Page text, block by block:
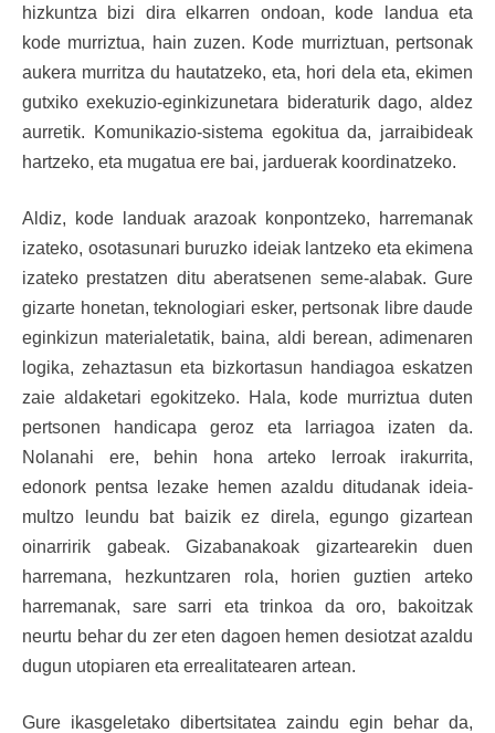
hizkuntza bizi dira elkarren ondoan, kode landua eta
kode murriztua, hain zuzen. Kode murriztuan, pertsonak
aukera murritza du hautatzeko, eta, hori dela eta, ekimen
gutxiko exekuzio-eginkizunetara bideraturik dago, aldez
aurretik. Komunikazio-sistema egokitua da, jarraibideak
hartzeko, eta mugatua ere bai, jarduerak koordinatzeko.
Aldiz, kode landuak arazoak konpontzeko, harremanak
izateko, osotasunari buruzko ideiak lantzeko eta ekimena
izateko prestatzen ditu aberatsenen seme-alabak. Gure
gizarte honetan, teknologiari esker, pertsonak libre daude
eginkizun materialetatik, baina, aldi berean, adimenaren
logika, zehaztasun eta bizkortasun handiagoa eskatzen
zaie aldaketari egokitzeko. Hala, kode murriztua duten
pertsonen handicapa geroz eta larriagoa izaten da.
Nolanahi ere, behin hona arteko lerroak irakurrita,
edonork pentsa lezake hemen azaldu ditudanak ideia-
multzo leundu bat baizik ez direla, egungo gizartean
oinarririk gabeak. Gizabanakoak gizartearekin duen
harremana, hezkuntzaren rola, horien guztien arteko
harremanak, sare sarri eta trinkoa da oro, bakoitzak
neurtu behar du zer eten dagoen hemen desiotzat azaldu
dugun utopiaren eta errealitatearen artean.
Gure ikasgeletako dibertsitatea zaindu egin behar da,